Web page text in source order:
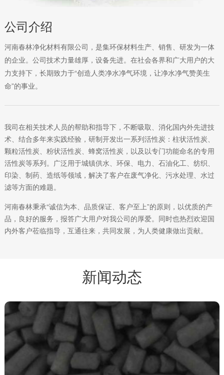
公司介绍
河南春林净化材料有限公司，是集环保材料生产、销售、研发为一体
的企业。公司技术力量雄厚，设备先进。在社会各界和广大用户的大
力支持下，长期致力于“创造人类净水净气环境，让净水净气赞美生
命”的事业。
我司在相关技术人员的帮助和指导下，不断吸取、消化国内外先进技
术、结合多年来实践经验，研制开发出一系列活性炭：柱状活性炭、
颗粒活性炭、粉状活性炭、蜂窝活性炭，以及以专门功能命名的专用
活性炭等系列。广泛用于城镇供水、环保、电力、石油化工、纺织、
印染、制药、造纸等领域，解决了客户在废气净化、污水处理、水过
滤等方面的难题。
河南春林秉承“诚信为本、品质保证、客户至上”的原则，以优质的产
品，良好的服务，报答广大用户对我公司的厚爱。同时也热烈欢迎国
内外客户莅临指导，互通往来，共同发展，为人类健康做出贡献。
新闻动态